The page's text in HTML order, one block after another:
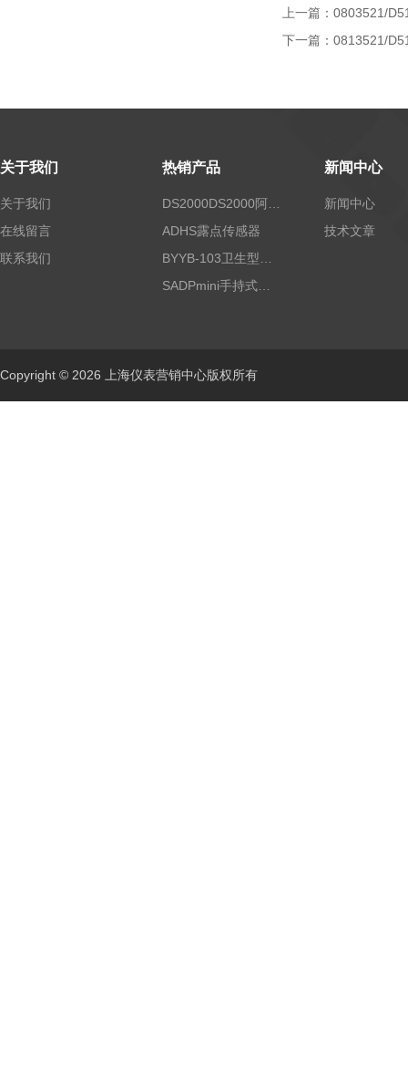
上一篇： 0803521/
下一篇： 0813521/
关于我们
关于我们
在线留言
联系我们
热销产品
ADHS露点传感器
新闻中心
新闻中心
技术文章
Copyright © 2026 上海仪表营销中心版权所有